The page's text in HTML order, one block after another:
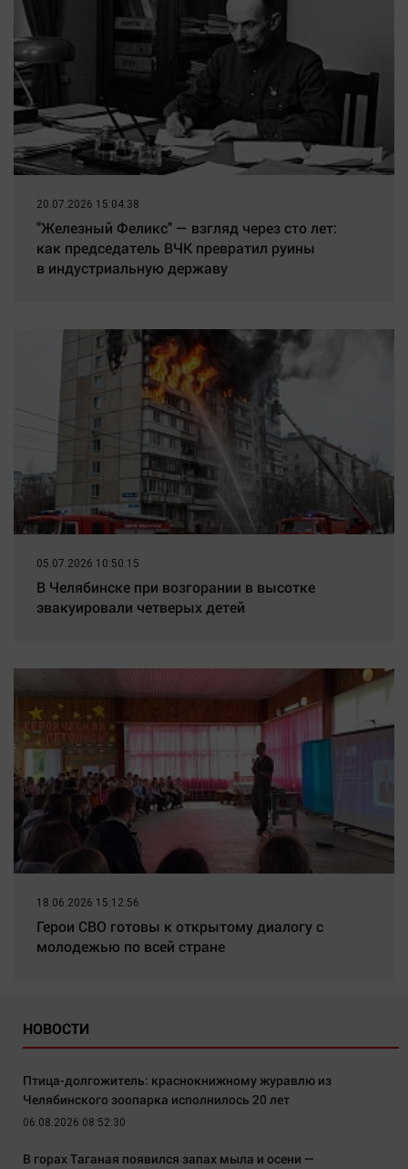
20.07.2026 15:04:38
"Железный Феликс" — взгляд через сто лет:
как председатель ВЧК превратил руины
в индустриальную державу
05.07.2026 10:50:15
В Челябинске при возгорании в высотке
эвакуировали четверых детей
18.06.2026 15:12:56
Герои СВО готовы к открытому диалогу с
молодежью по всей стране
НОВОСТИ
Птица-долгожитель: краснокнижному журавлю из
Челябинского зоопарка исполнилось 20 лет
06.08.2026 08:52:30
В горах Таганая появился запах мыла и осени —